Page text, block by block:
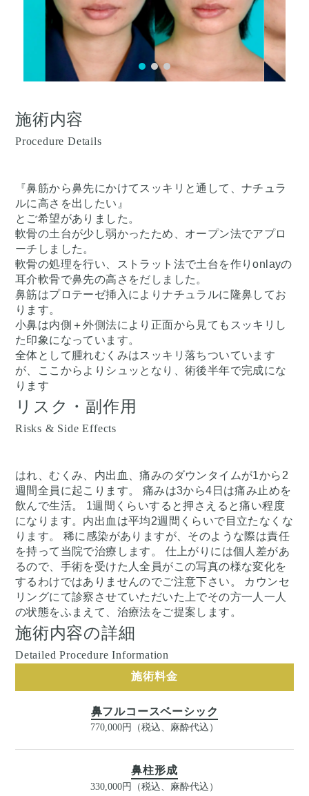
施術内容
Procedure Details
『鼻筋から鼻先にかけてスッキリと通して、ナチュラ
ルに高さを出したい』
とご希望がありました。
軟骨の土台が少し弱かったため、オープン法でアプロ
ーチしました。
軟骨の処理を行い、ストラット法で土台を作りonlayの
耳介軟骨で鼻先の高さをだしました。
鼻筋はプロテーゼ挿入によりナチュラルに隆鼻してお
ります。
小鼻は内側＋外側法により正面から見てもスッキリし
た印象になっています。
全体として腫れむくみはスッキリ落ちついています
が、ここからよりシュッとなり、術後半年で完成にな
ります
リスク・副作用
Risks & Side Effects
はれ、むくみ、内出血、痛みのダウンタイムが1から2
週間全員に起こります。 痛みは3から4日は痛み止めを
飲んで生活。 1週間くらいすると押さえると痛い程度
になります。内出血は平均2週間くらいで目立たなくな
ります。 稀に感染がありますが、そのような際は責任
を持って当院で治療します。 仕上がりには個人差があ
るので、手術を受けた人全員がこの写真の様な変化を
するわけではありませんのでご注意下さい。 カウンセ
リングにて診察させていただいた上でその方一人一人
の状態をふまえて、治療法をご提案します。
施術内容の詳細
Detailed Procedure Information
施術料金
鼻フルコースベーシック
770,000円（税込、麻酔代込）
鼻柱形成
330,000円（税込、麻酔代込）